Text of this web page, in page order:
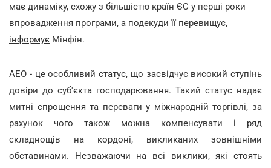
має динаміку, схожу з більшістю країн ЄС у перші роки
впровадження програми, а подекуди її перевищує,
інформує Мінфін.
АЕО - це особливий статус, що засвідчує високий ступінь
довіри до суб'єкта господарювання. Такий статус надає
митні спрощення та переваги у міжнародній торгівлі, за
рахунок чого також можна компенсувати і ряд
складнощів на кордоні, викликаних зовнішніми
обставинами. Незважаючи на всі виклики, які стоять